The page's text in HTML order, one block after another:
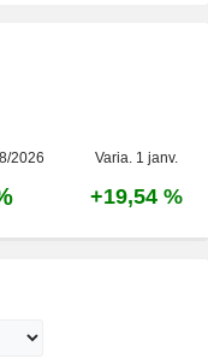
2026 Varia. 1 janv.
+19,54 %